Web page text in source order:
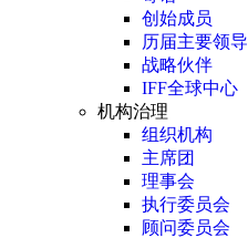
创始成员
历届主要领导
战略伙伴
IFF全球中心
机构治理
组织机构
主席团
理事会
执行委员会
顾问委员会